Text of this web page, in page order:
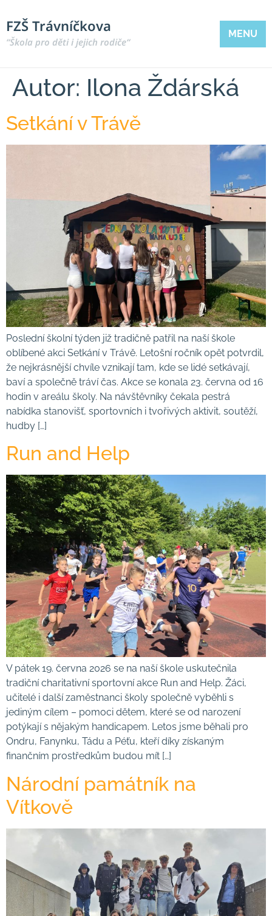
FZŠ Trávníčkova
“Škola pro děti i jejich rodiče“
MENU
Autor: Ilona Ždárská
Setkání v Trávě
Poslední školní týden již tradičně patřil na naší škole
oblíbené akci Setkání v Trávě. Letošní ročník opět potvrdil,
že nejkrásnější chvíle vznikají tam, kde se lidé setkávají,
baví a společně tráví čas. Akce se konala 23. června od 16
hodin v areálu školy. Na návštěvníky čekala pestrá
nabídka stanovišť, sportovních i tvořivých aktivit, soutěží,
hudby […]
Run and Help
V pátek 19. června 2026 se na naší škole uskutečnila
tradiční charitativní sportovní akce Run and Help. Žáci,
učitelé i další zaměstnanci školy společně vyběhli s
jediným cílem – pomoci dětem, které se od narození
potýkají s nějakým handicapem. Letos jsme běhali pro
Ondru, Fanynku, Tádu a Péťu, kteří díky získaným
finančním prostředkům budou mít […]
Národní památník na
Vítkově